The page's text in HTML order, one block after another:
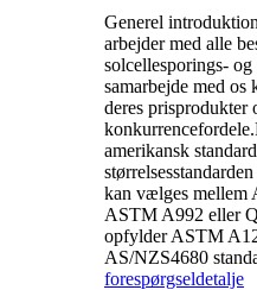
Generel
arbejder med alle
solcellesporings- og
samarbejde med os
deres prisprodukter
amerikansk
kan vælges mellem
ASTM A992 eller
opfylder ASTM
AS/NZS4680
forespørgseldetalje